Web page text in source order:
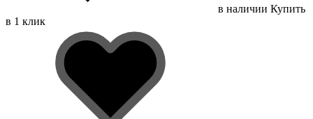
в наличии Купить
в 1 клик